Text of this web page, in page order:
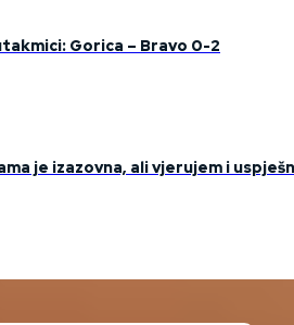
Gorica – Bravo 0-2
je izazovna, ali vjerujem i